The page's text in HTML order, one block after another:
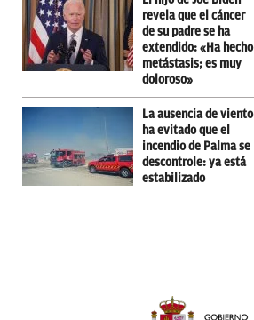
revela que el cáncer
de su padre se ha
extendido: «Ha hecho
metástasis; es muy
doloroso»
La ausencia de viento
ha evitado que el
incendio de Palma se
descontrole: ya está
estabilizado